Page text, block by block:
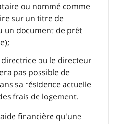
ou nommé comme
sur un titre de
un document de prêt
directrice ou le directeur
pas possible de
sa résidence actuelle
frais de logement.
financière qu'une